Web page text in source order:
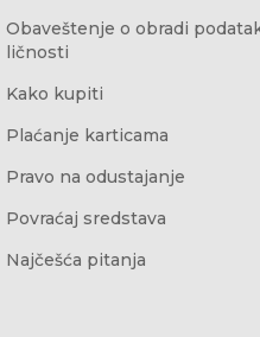
Obaveštenje o obradi
ličnosti
Kako kupiti
Plaćanje karticama
Pravo na odustajanje
Povraćaj sredstava
Najčešća pitanja